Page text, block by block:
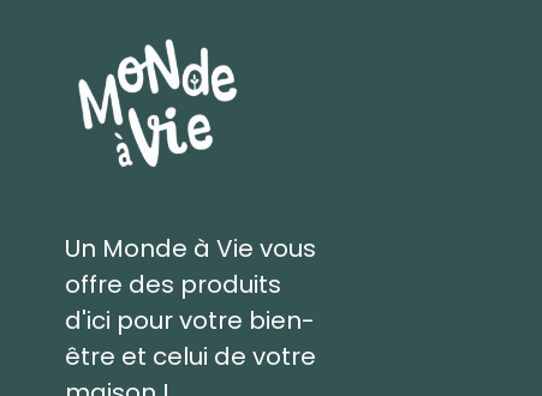
Un Monde à Vie vous
offre des produits
d'ici pour votre bien-
être et celui de votre